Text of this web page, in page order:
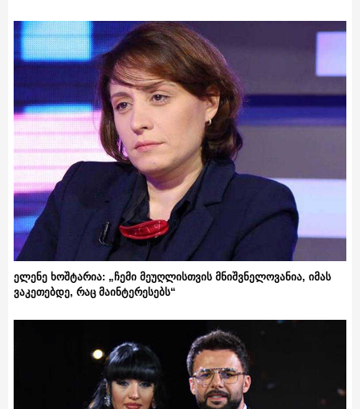
ელენე ხოშტარია: „ჩემი მეუღლისთვის მნიშვნელოვანია, იმას
ვაკეთებდე, რაც მაინტერესებს“